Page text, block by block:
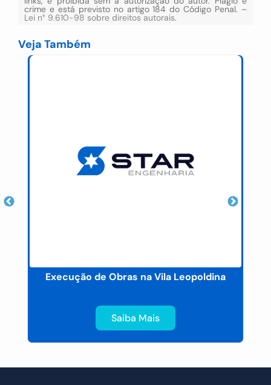
crime e está previsto no artigo 184 do Código Penal. –
Lei n° 9.610-98 sobre direitos autorais.
Veja Também
Execução de Obras na Vila Leopoldina
Saiba Mais